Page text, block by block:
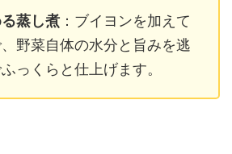
蒸し煮 ：ブイヨンを加えて
野菜自体の水分と旨みを逃
っくらと仕上げます。